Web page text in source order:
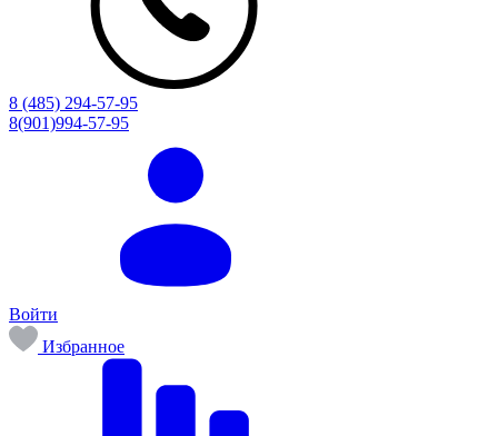
8 (485) 294-57-95
8(901)994-57-95
Войти
Избранное